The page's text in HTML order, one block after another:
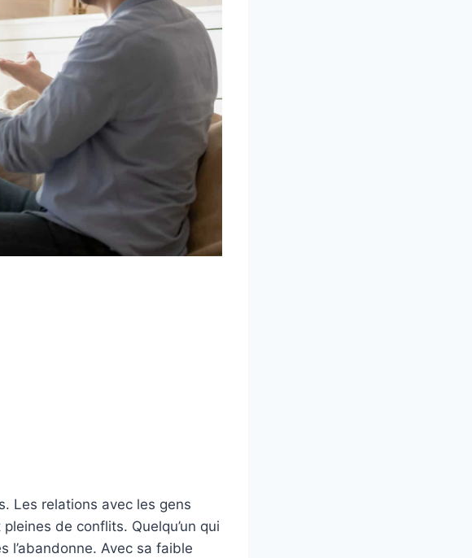
Les relations avec les gens
de conflits. Quelqu’un qui
l’abandonne. Avec sa faible